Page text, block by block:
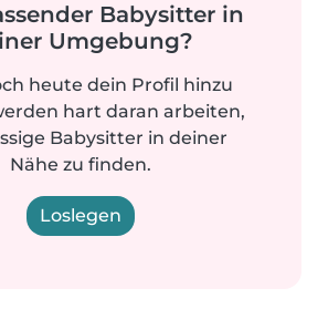
Babysitter in
Umgebung?
heute dein Profil hinzu
hart daran arbeiten,
Babysitter in deiner
Nähe zu finden.
Loslegen